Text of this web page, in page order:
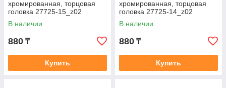
хромированная, торцовая
головка 27725-15_z02
В наличии
880 ₸
Купить
хромированная, торцовая
головка 27725-14_z02
В наличии
880 ₸
Купить